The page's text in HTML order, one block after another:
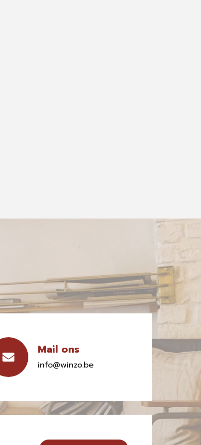
Mail ons
info@winzo.be